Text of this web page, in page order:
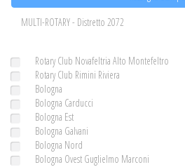
MULTI-ROTARY - Distretto 2072
Rotary Club Novafeltria Alto Montefeltro
Rotary Club Rimini Riviera
Bologna
Bologna Carducci
Bologna Est
Bologna Galvani
Bologna Nord
Bologna Ovest Guglielmo Marconi